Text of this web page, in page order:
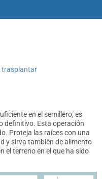
trasplantar
en el semillero, es
definitivo. Esta operación
Proteja las raíces con una
y sirva también de alimento
el terreno en el que ha sido